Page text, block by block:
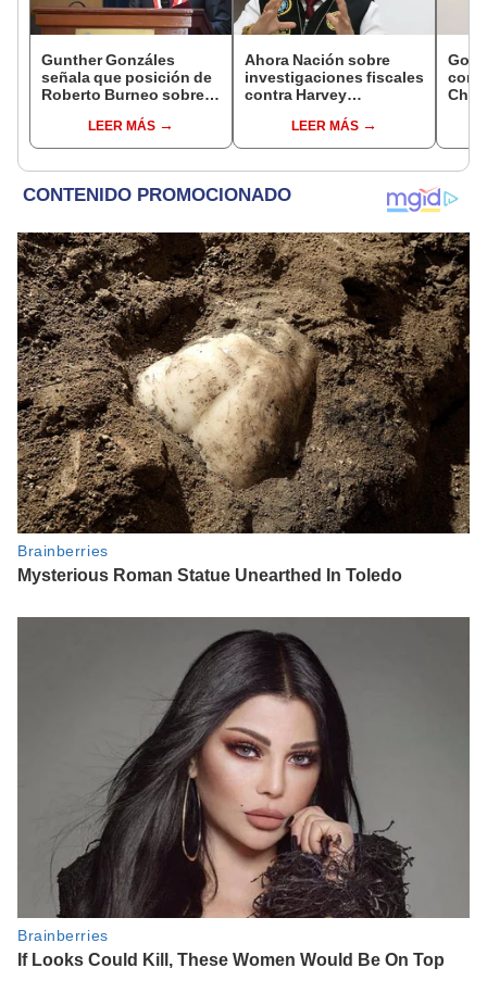
Gunther Gonzáles
señala que posición de
Roberto Burneo sobre
Aliaga no representan al
JNE
LEER MÁS
Ahora Nación sobre
investigaciones fiscales
contra Harvey
Público no puede ser
utilizado políticamente"
LEER MÁS